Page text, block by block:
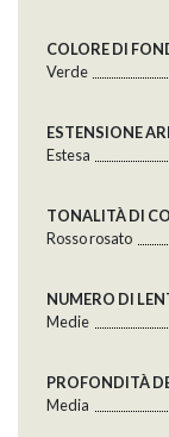
COLORE DI
Verde
ESTENSIONE
Estesa
TONALITÀ DI
Rosso rosato
NUMERO DI
Medie
PROFONDITÀ
Media